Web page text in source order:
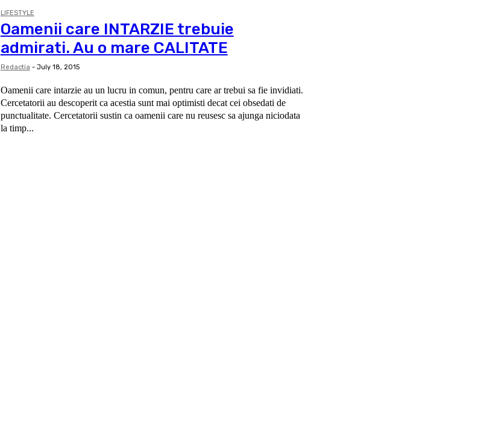
LIFESTYLE
Oamenii care INTARZIE trebuie
admirati. Au o mare CALITATE
Redactia - July 18, 2015
Oamenii care intarzie au un lucru in comun, pentru care ar trebui sa fie invidiati.
Cercetatorii au descoperit ca acestia sunt mai optimisti decat cei obsedati de
punctualitate. Cercetatorii sustin ca oamenii care nu reusesc sa ajunga niciodata
la timp...